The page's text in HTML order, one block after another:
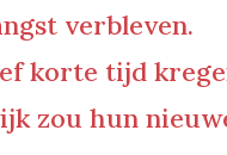
verbleven.
korte tijd
zou hun